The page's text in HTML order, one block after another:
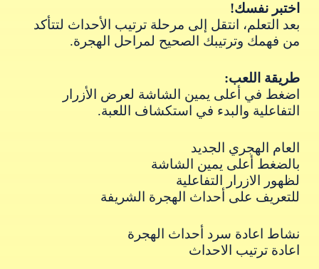
اختبر نفسك!
بعد التعلم، انتقل إلى مرحلة ترتيب الأحداث لتتأكد
من فهمك وترتيبك الصحيح لمراحل الهجرة.
طريقة اللعب:
اضغط في أعلى يمين الشاشة لعرض الأزرار
التفاعلية والبدء في استكشاف اللعبة.
العام الهجري الجديد
بالضغط أعلى يمين الشاشة
لظهور الازرار التفاعلية
للتعريف على أحداث الهجرة الشريفة
نشاط اعادة سرد أحداث الهجرة
اعادة ترتيب الاحداث